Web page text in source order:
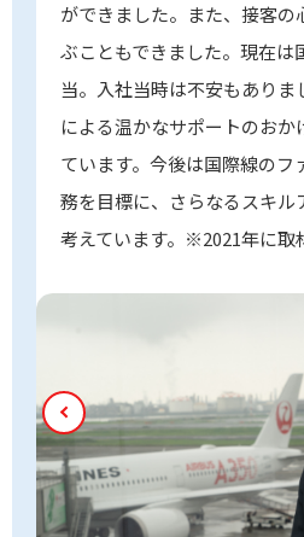
ができました。また、接客の
ぶこともできました。現在は
当。入社当時は不安もあり
による温かなサポートのお
ています。今後は国際線のフ
務を目標に、さらなるスキル
考えています。※2021年に取